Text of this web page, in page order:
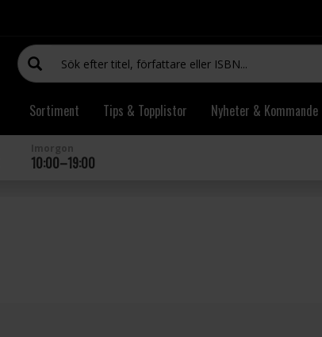
Sortiment Tips & Topplistor Nyheter & Kommande
10:00–19:00